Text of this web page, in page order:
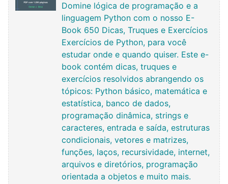
Domine lógica de programação e a
linguagem Python com o nosso E-
Book 650 Dicas, Truques e Exercícios
Exercícios de Python, para você
estudar onde e quando quiser. Este e-
book contém dicas, truques e
exercícios resolvidos abrangendo os
tópicos: Python básico, matemática e
estatística, banco de dados,
programação dinâmica, strings e
caracteres, entrada e saída, estruturas
condicionais, vetores e matrizes,
funções, laços, recursividade, internet,
arquivos e diretórios, programação
orientada a objetos e muito mais.